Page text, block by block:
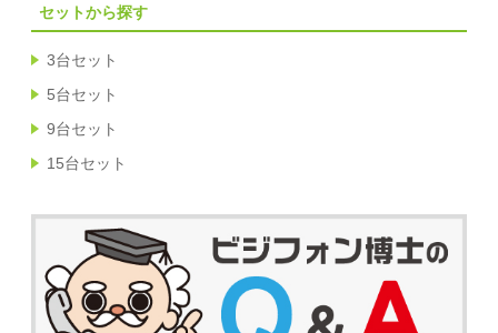
セットから探す
3台セット
5台セット
9台セット
15台セット